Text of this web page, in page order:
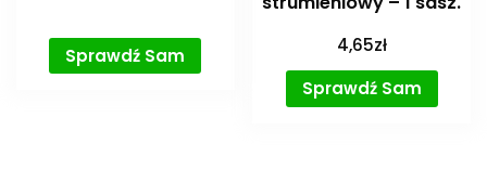
Sprawdź Sam 4,65zł
Sprawdź Sam